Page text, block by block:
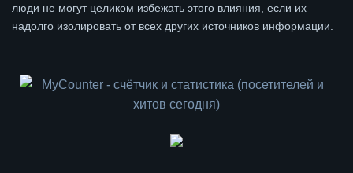
люди не могут целиком избежать этого влияния, если их
надолго изолировать от всех других источников информации.